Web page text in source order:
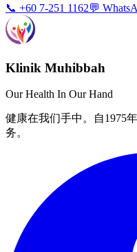
📞 +60 7-251 1162💬
Klinik Muhibbah
Our Health In Our Hand
健康在我们手中。自1975
务。